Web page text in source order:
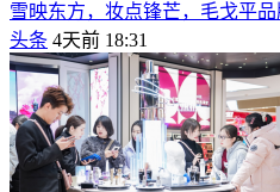
雪映东方，妆点锋芒，毛戈平品
头条 4天前 18:31